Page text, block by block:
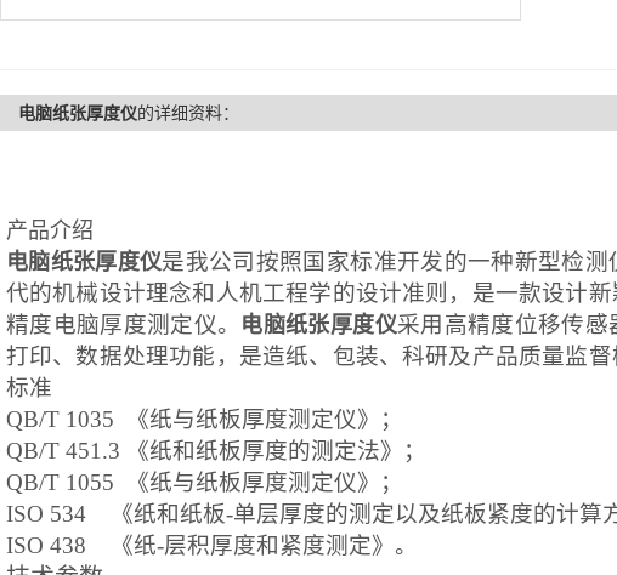
电脑纸张厚度仪的详细资料：
产品介绍
电脑纸张厚度仪是我公司按照国家标准开发的一种新型检
代的机械设计理念和人机工程学的设计准则，是一款设计
精度电脑厚度测定仪。
电脑纸张厚度仪采用高精度位移传感
打印、数据处理功能，是造纸、包装、科研及产品质量监
标准
QB/T 1035 《纸与纸板厚度测定仪》；
QB/T 451.3 《纸和纸板厚度的测定法》；
QB/T 1055 《纸与纸板厚度测定仪》；
ISO 534 《纸和纸板-单层厚度的测定以及纸板紧度的计算
ISO 438 《纸-层积厚度和紧度测定》。